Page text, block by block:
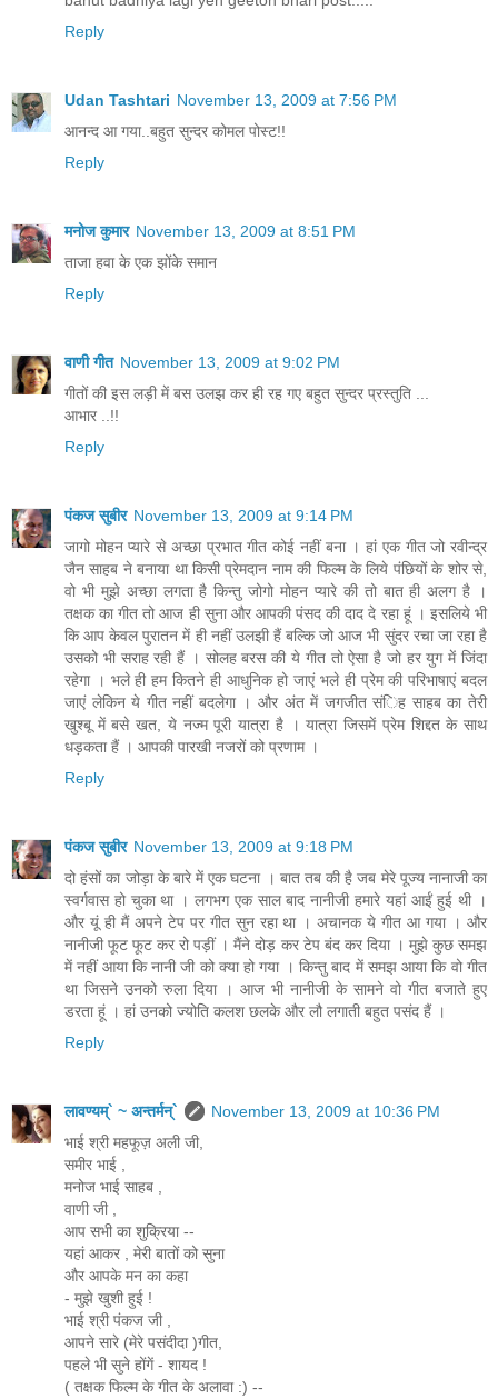
Reply
Udan Tashtari November 13, 2009 at 7:56 PM
आनन्द आ गया..बहुत सुन्दर कोमल पोस्ट!!
Reply
मनोज कुमार November 13, 2009 at 8:51 PM
ताजा हवा के एक झोंके समान
Reply
वाणी गीत November 13, 2009 at 9:02 PM
गीतों की इस लड़ी में बस उलझ कर ही रह गए बहुत सुन्दर प्रस्तुति ...
आभार ..!!
Reply
पंकज सुबीर November 13, 2009 at 9:14 PM
जागो मोहन प्‍यारे से अच्‍छा प्रभात गीत कोई नहीं बना । हां एक गीत जो रवीन्‍द्र
जैन साहब ने बनाया था किसी प्रेमदान नाम की फिल्‍म के लिये पंछियों के शोर से,
वो भी मुझे अच्‍छा लगता है किन्‍तु जोगो मोहन प्‍यारे की तो बात ही अलग है ।
तक्षक का गीत तो आज ही सुना और आपकी पंसद की दाद दे रहा हूं । इसलिये भी
कि आप केवल पुरातन में ही नहीं उलझी हैं बल्कि जो आज भी सुंदर रचा जा रहा है
उसको भी सराह रही हैं । सोलह बरस की ये गीत तो ऐसा है जो हर युग में जिंदा
रहेगा । भले ही हम कितने ही आधुनिक हो जाएं भले ही प्रेम की परिभाषाएं बदल
जाएं लेकिन ये गीत नहीं बदलेगा । और अंत में जगजीत संिह साहब का तेरी
खुश्‍बू में बसे खत, ये नज्‍म पूरी यात्रा है । यात्रा जिसमें प्रेम शिद्दत के साथ
धड़कता हैं । आपकी पारखी नजरों को प्रणाम ।
Reply
पंकज सुबीर November 13, 2009 at 9:18 PM
दो हंसों का जोड़ा के बारे में एक घटना । बात तब की है जब मेरे पूज्‍य नानाजी का
स्‍वर्गवास हो चुका था । लगभग एक साल बाद नानीजी हमारे यहां आईं हुई थी ।
और यूं ही मैं अपने टेप पर गीत सुन रहा था । अचानक ये गीत आ गया । और
नानीजी फूट फूट कर रो पड़ीं । मैंने दोड़ कर टेप बंद कर दिया । मुझे कुछ समझ
में नहीं आया कि नानी जी को क्‍या हो गया । किन्‍तु बाद में समझ आया कि वो गीत
था जिसने उनको रुला दिया । आज भी नानीजी के सामने वो गीत बजाते हुए
डरता हूं । हां उनको ज्‍योति कलश छलके और लौ लगाती बहुत पसंद हैं ।
Reply
लावण्यम्` ~ अन्तर्मन्`
November 13, 2009 at 10:36 PM
भाई श्री महफूज़ अली जी,
समीर भाई ,
मनोज भाई साहब ,
वाणी जी ,
आप सभी का शुक्रिया --
यहां आकर , मेरी बातों को सुना
और आपके मन का कहा
- मुझे खुशी हुई !
भाई श्री पंकज जी ,
आपने सारे (मेरे पसंदीदा )गीत,
पहले भी सुने होंगें - शायद !
( तक्षक फिल्म के गीत के अलावा :) --